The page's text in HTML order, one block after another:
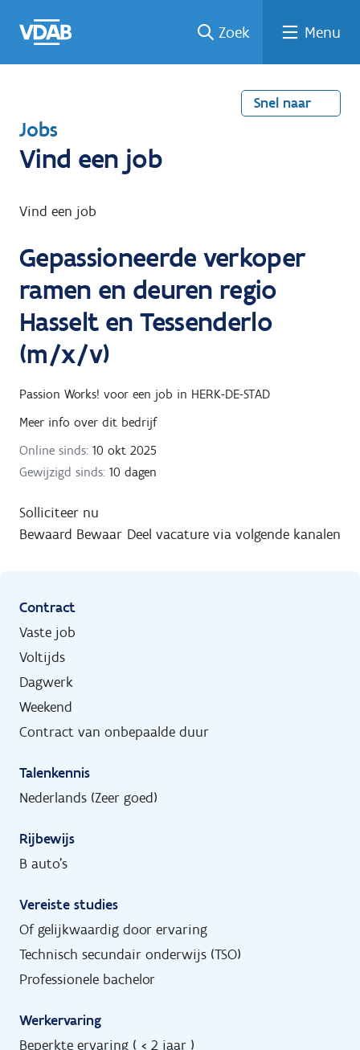
naar
een
een
job
naar
Zoek Menu
Snel naar
T
e
u
n
a
a
r
Jobs
Vind een job
Vind een job
Gepassioneerde verkoper
ramen en deuren regio
Hasselt en Tessenderlo
(m/x/v)
Passion Works! voor een job in HERK-DE-STAD
Meer info over dit bedrijf
Online sinds: 10 okt 2025
Gewijzigd sinds: 10 dagen
Solliciteer nu
Bewaard Bewaar Deel vacature via volgende kanalen
Contract
Vaste job
Voltijds
Dagwerk
Weekend
Contract van onbepaalde duur
Talenkennis
Nederlands (Zeer goed)
Rijbewijs
B auto's
Vereiste studies
Of gelijkwaardig door ervaring
Technisch secundair onderwijs (TSO)
Professionele bachelor
Werkervaring
Beperkte ervaring ( < 2 jaar )